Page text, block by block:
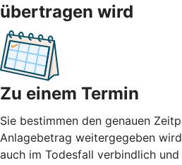
übertragen wird
Zu einem Termin
Sie bestimmen den genauen
Anlagebetrag weitergegeben
auch im Todesfall verbindlich